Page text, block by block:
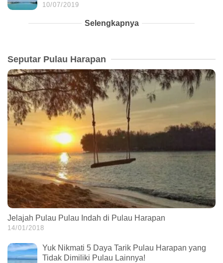
10/07/2019
Selengkapnya
Seputar Pulau Harapan
Jelajah Pulau Pulau Indah di Pulau Harapan
14/01/2018
Yuk Nikmati 5 Daya Tarik Pulau Harapan yang
Tidak Dimiliki Pulau Lainnya!